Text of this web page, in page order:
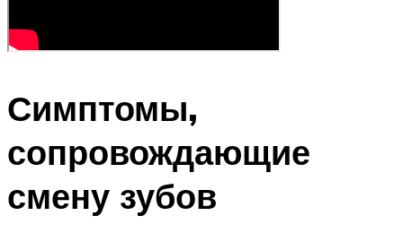
Симптомы,
сопровождающие
смену зубов